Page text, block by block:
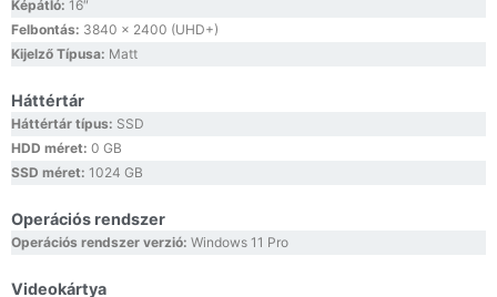
Képátló: 16″
Felbontás: 3840 x 2400 (UHD+)
Kijelző Típusa: Matt
Háttértár
Háttértár típus: SSD
HDD méret: 0 GB
SSD méret: 1024 GB
Operációs rendszer
Operációs rendszer verzió: Windows 11 Pro
Videokártya